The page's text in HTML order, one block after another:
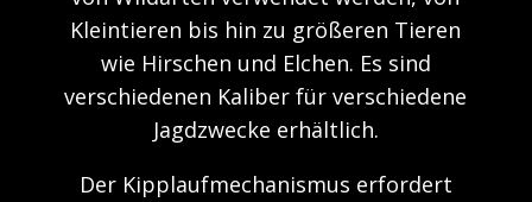
Kleintieren bis hin zu größeren Tieren
wie Hirschen und Elchen. Es sind
verschiedenen Kaliber für verschiedene
Jagdzwecke erhältlich.
Der Kipplaufmechanismus erfordert